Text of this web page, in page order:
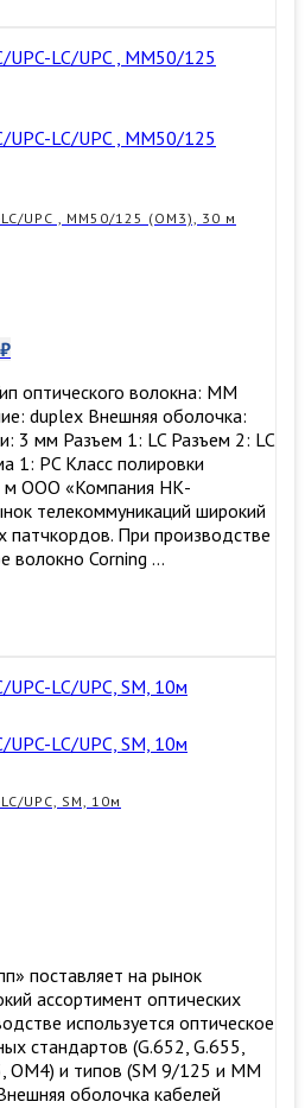
UPC , MM50/125 (ОМ3), 30 м
₽
оптического волокна: MM
duplex Внешняя оболочка:
3 мм Разъем 1: LC Разъем 2: LC
1: PC Класс полировки
м ООО «Компания НК-
телекоммуникаций широкий
патчкордов. При производстве
волокно Corning …
UPC, SM, 10м
поставляет на рынок
ассортимент оптических
используется оптическое
стандартов (G.652, G.655,
ОМ4) и типов (SM 9/125 и MM
оболочка кабелей